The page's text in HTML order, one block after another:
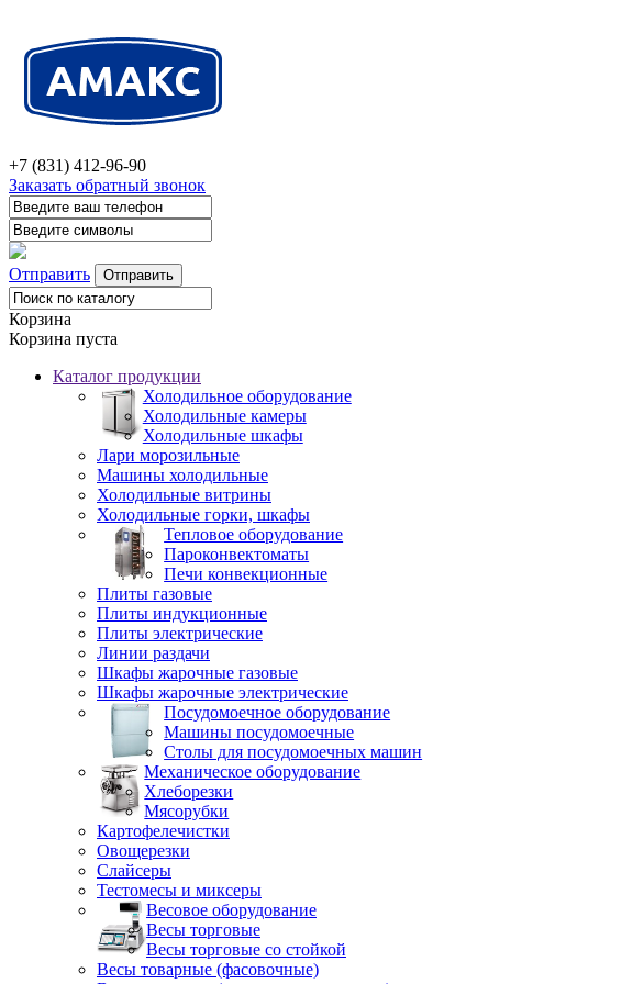
+7 (831) 412-96-90
Заказать обратный звонок
Отправить
Корзина
Корзина пуста
Каталог продукции
Холодильное оборудование
Холодильные камеры
Холодильные шкафы
Лари морозильные
Машины холодильные
Холодильные витрины
Холодильные горки, шкафы
Тепловое оборудование
Пароконвектоматы
Печи конвекционные
Плиты газовые
Плиты индукционные
Плиты электрические
Линии раздачи
Шкафы жарочные газовые
Шкафы жарочные электрические
Посудомоечное оборудование
Машины посудомоечные
Столы для посудомоечных машин
Механическое оборудование
Хлеборезки
Мясорубки
Картофелечистки
Овощерезки
Слайсеры
Тестомесы и миксеры
Весовое оборудование
Весы торговые
Весы торговые со стойкой
Весы товарные (фасовочные)